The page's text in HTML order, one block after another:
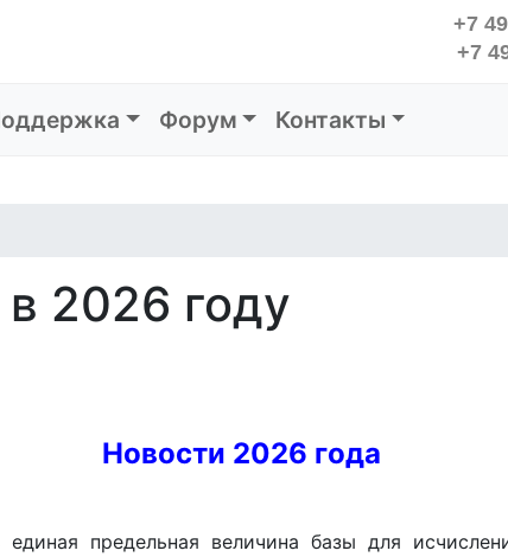
+7
+7
Форум Контакты
2026 году
Новости 2026 года
предельная величина базы для